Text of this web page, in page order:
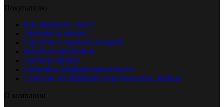
Покупателю
Как оформить заказ?
Доставка и оплата
Гарантии и правила возврата
Бонусная программа
Договор оферты
Политика конфиденциальности
Согласие на обработку персональных данных
О компании